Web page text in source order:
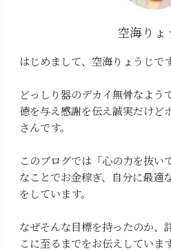
空海りょ
はじめまして、空海りょうじです
どっしり器のデカイ無骨なよう
徳を与え感謝を伝え誠実だけど
さんです。
このブログでは「心の力を抜い
なことでお金稼ぎ、自分に最適
をしています。
なぜそんな目標を持ったのか、
こに至るまでをお伝えしています